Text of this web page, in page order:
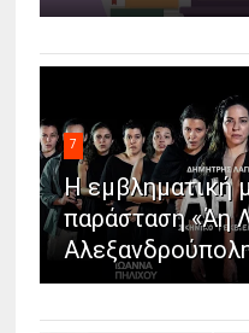
7
Η εμβληματική
παράσταση «Άη